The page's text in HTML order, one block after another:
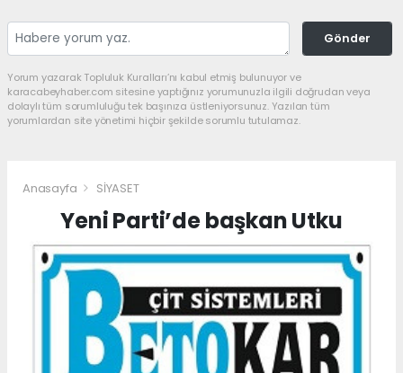
Gönder
Yorum yazarak Topluluk Kuralları’nı kabul etmiş bulunuyor ve
karacabeyhaber.com sitesine yaptığınız yorumunuzla ilgili doğrudan veya
dolaylı tüm sorumluluğu tek başınıza üstleniyorsunuz. Yazılan tüm
yorumlardan site yönetimi hiçbir şekilde sorumlu tutulamaz.
Anasayfa SİYASET
Yeni Parti’de başkan Utku